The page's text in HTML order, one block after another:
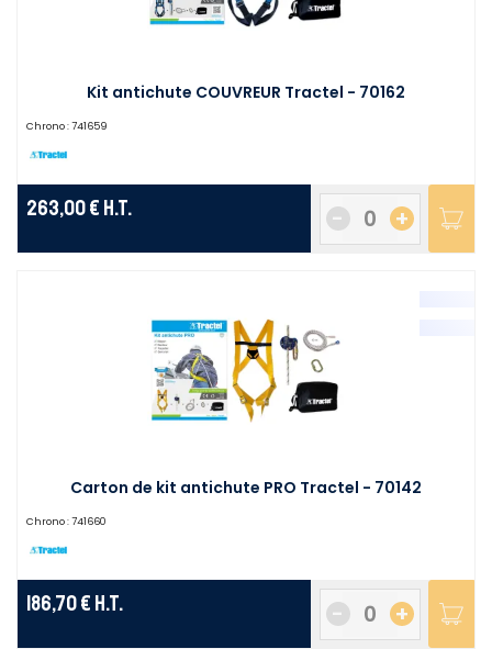
Kit antichute COUVREUR Tractel - 70162
Chrono : 741659
263,00 € H.T. +
-
Carton de kit antichute PRO Tractel - 70142
Chrono : 741660
186,70 € H.T. +
-